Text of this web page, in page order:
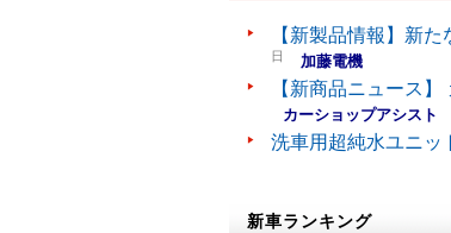
【新製品情報】新
日 加藤電機
【新商品ニュース
カーショップアシスト
洗車用超純水ユニッ
新車ランキング